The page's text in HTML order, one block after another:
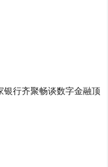
银行齐聚畅谈数字金融顶